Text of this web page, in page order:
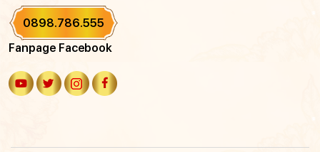
0898.786.555
Fanpage Facebook